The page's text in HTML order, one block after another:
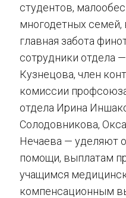
студентов,
многодетных семей,
главная забота
сотрудники отдела
Кузнецова, член
комиссии
отдела Ирина
Солодовникова,
Нечаева — уделяют
помощи, выплатам
учащимся
компенсационным